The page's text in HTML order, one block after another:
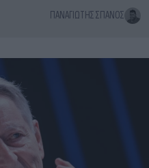
ΠΑΝΑΓΙΏΤΗΣ ΣΠΑΝΌΣ